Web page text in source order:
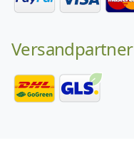
Versandpartner